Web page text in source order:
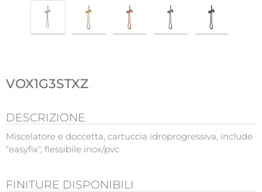
VOX1G3STXZ
DESCRIZIONE
Miscelatore e doccetta, cartuccia idroprogressiva, include
"easyfix", flessibile inox/pvc
FINITURE DISPONIBILI